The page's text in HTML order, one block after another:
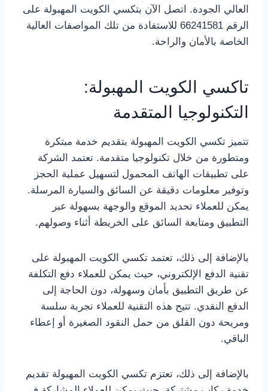
العالي الجودة. اتصل الآن بتكسي الكويت المهبولة على
الرقم 66241581 للاستفادة من تلك المواصفات العالية
الخاصة بالأمان والراحة.
تاكسي الكويت المهبولة:
التكنولوجيا المتقدمة
تتميز تكسي الكويت المهبولة بتقديم خدمة مبتكرة
ومتطورة من خلال تكنولوجيا متقدمة. تعتمد الشركة
على تطبيقات الهاتف المحمول لتسهيل عملية الحجز
وتوفير معلومات دقيقة عن السائق والسيارة المرسلة.
يمكن للعملاء تحديد الموقع والوجهة بسهولة عبر
التطبيق ومتابعة السائق على الخريطة أثناء وصولهم.
بالإضافة إلى ذلك، تعتمد تكسي الكويت المهبولة على
تقنية الدفع الإلكتروني، حيث يمكن للعملاء دفع التكلفة
عن طريق التطبيق بأمان وسهولة، دون الحاجة إلى
الدفع النقدي. تتيح هذه التقنية للعملاء تجربة سلسة
ومريحة دون القلق من حمل النقود الصغيرة أو إعطاء
الباقي.
بالإضافة إلى ذلك، تعتزم تكسي الكويت المهبولة تقديم